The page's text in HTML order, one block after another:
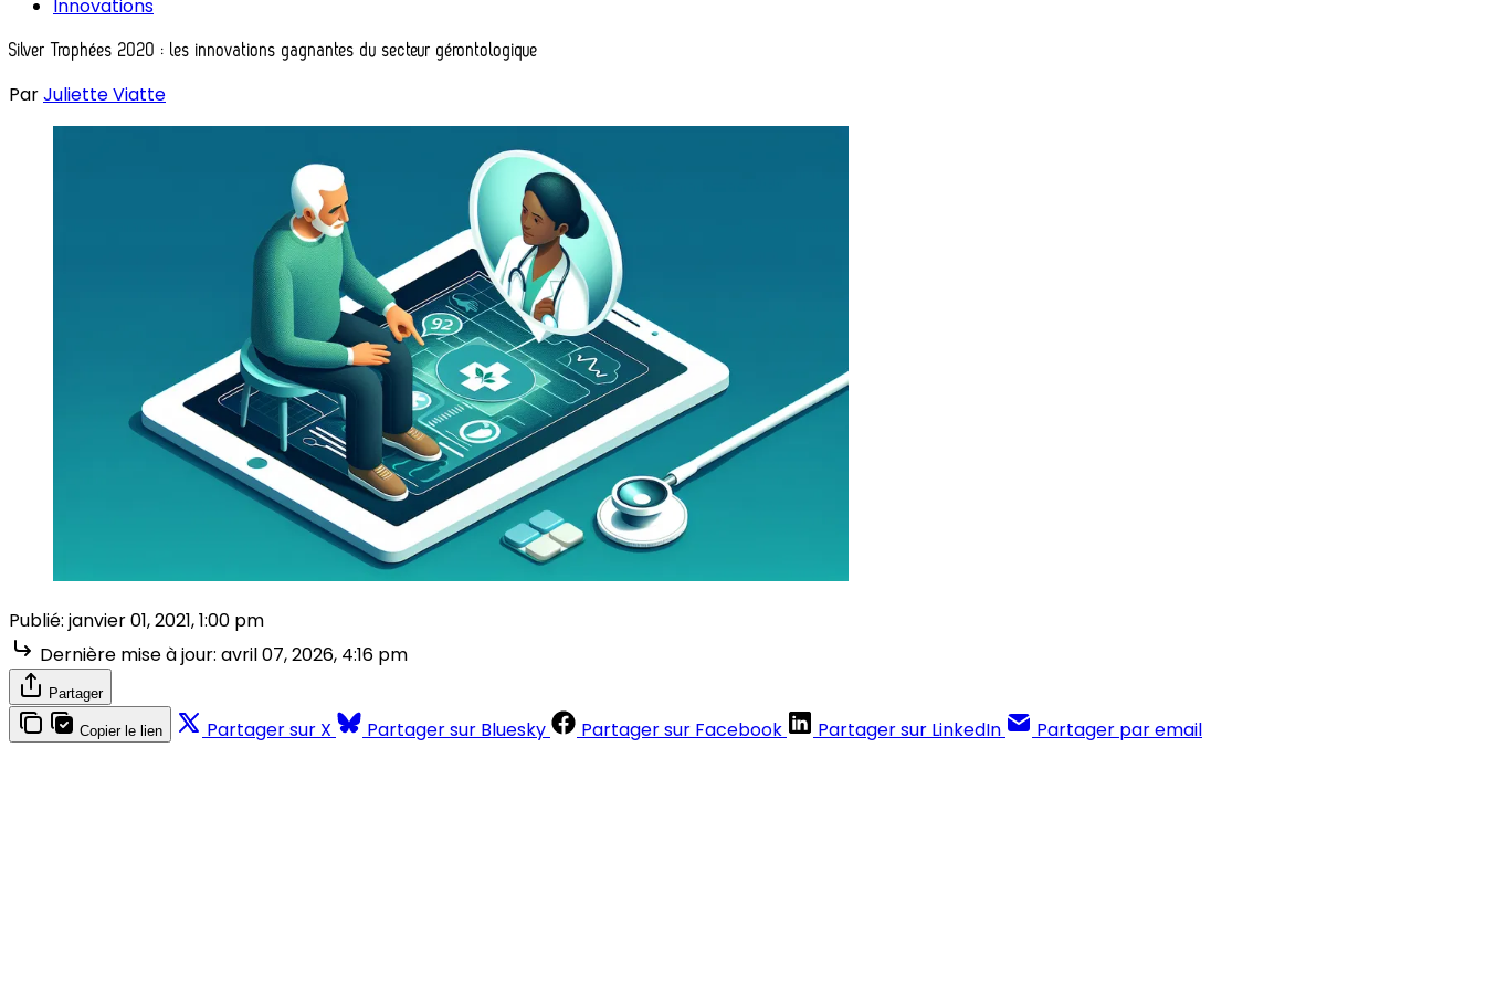
Innovations
Silver Trophées 2020 : les innovations gagnantes du secteur gérontologique
ParJuliette Viatte
Publié: janvier 01, 2021, 1:00 pm
Dernière mise à jour: avril 07, 2026, 4:16 pm
Partager
Copier le lien Partager sur X Partager sur Bluesky Partager sur Facebook Partager sur LinkedIn Partager par email